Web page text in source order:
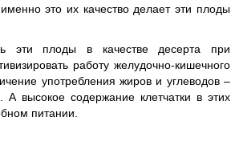
это их качество делает эти плоды
эти плоды в качестве десерта при
работу желудочно-кишечного
употребления жиров и углеводов –
высокое содержание клетчатки в этих
питании.